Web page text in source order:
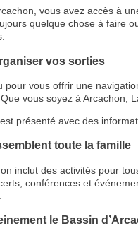
vous avez accès à
quelque chose à faire
vos sorties
pour vous offrir une
vous soyez à Arcachon,
présenté avec des
toute la famille
inclut des activités pour
conférences et
le Bassin